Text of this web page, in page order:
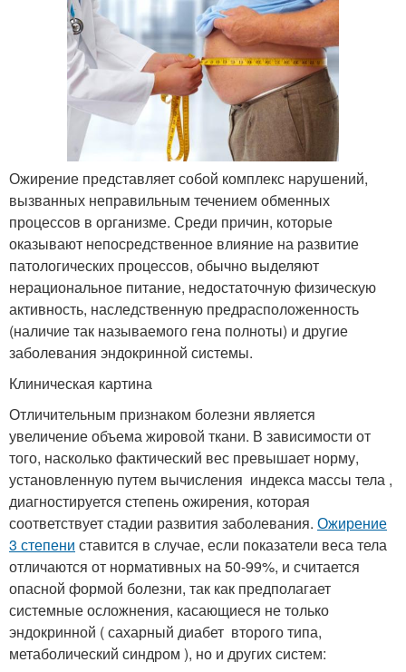
Ожирение представляет собой комплекс нарушений,
вызванных неправильным течением обменных
процессов в организме. Среди причин, которые
оказывают непосредственное влияние на развитие
патологических процессов, обычно выделяют
нерациональное питание, недостаточную физическую
активность, наследственную предрасположенность
(наличие так называемого гена полноты) и другие
заболевания эндокринной системы.
Клиническая картина
Отличительным признаком болезни является
увеличение объема жировой ткани. В зависимости от
того, насколько фактический вес превышает норму,
установленную путем вычисления индекса массы тела ,
диагностируется степень ожирения, которая
соответствует стадии развития заболевания. Ожирение
3 степени ставится в случае, если показатели веса тела
отличаются от нормативных на 50-99%, и считается
опасной формой болезни, так как предполагает
системные осложнения, касающиеся не только
эндокринной ( сахарный диабет второго типа,
метаболический синдром ), но и других систем: